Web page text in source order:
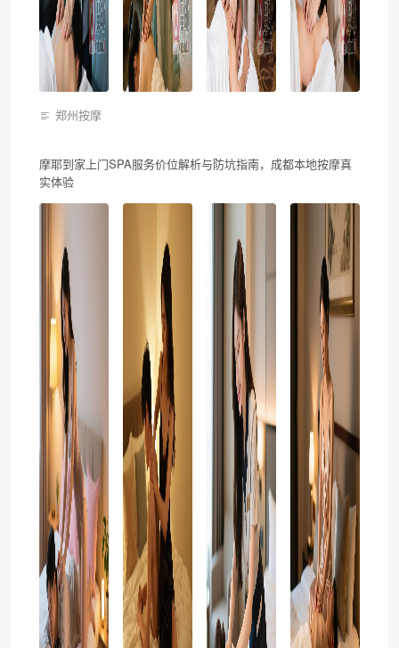
郑州按摩
摩耶到家上门SPA服务价位解析与防坑指南，成都本地按摩真
实体验